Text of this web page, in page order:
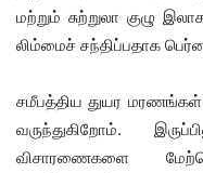
மற்றும் சுற்றுலா குழு
லிம்மைச் சந்திப்பதாக
சமீபத்திய துயர மரணங்கள்
வருந்துகிறோம்.
விசாரணைகளை